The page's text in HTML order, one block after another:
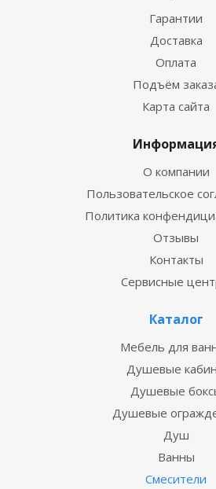
Гарантии
Доставка
Оплата
Подъём
Карта сайта
О компании
Пользовательское
Политика
Отзывы
Контакты
Сервисные
Каталог
Мебель для
Душевые
Душевые
Душевые
Душ
Ванны
Смесители